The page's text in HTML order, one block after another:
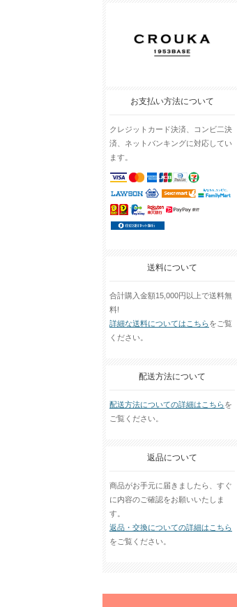
お支払い方法について
クレジットカード決済、コンビ二決
済、ネットバンキングに対応してい
ます。
送料について
合計購入金額15,000円以上で送料無
料!
詳細な送料についてはこちらをご覧
ください。
配送方法について
配送方法についての詳細はこちらを
ご覧ください。
返品について
商品がお手元に届きましたら、すぐ
に内容のご確認をお願いいたしま
す。
返品・交換についての詳細はこちら
をご覧ください。